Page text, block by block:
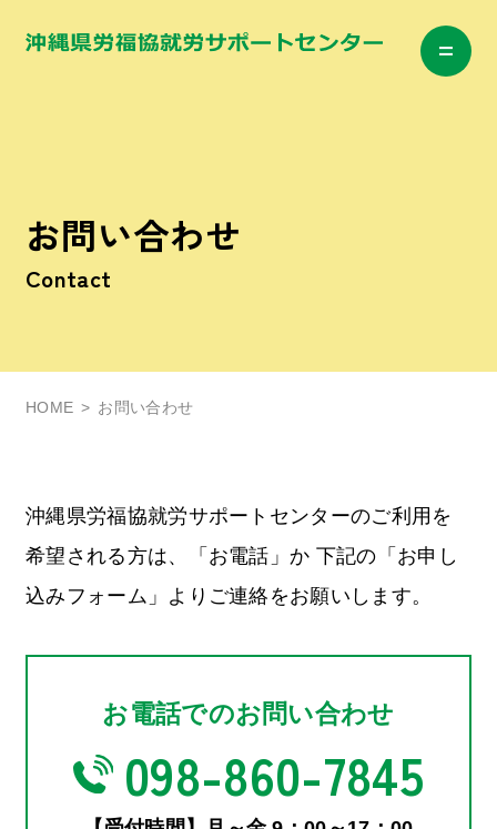
お問い合わせ
Contact
HOME お問い合わせ
沖縄県労福協就労サポートセンターのご利用を
希望される方は、
「お電話」か 下記の「お申し
込みフォーム」よりご連絡をお願いします。
お電話でのお問い合わせ
098-860-7845